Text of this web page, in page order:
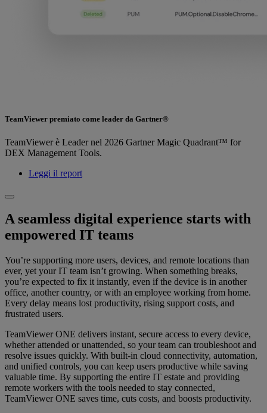
TeamViewer premiato come leader da Gartner®
TeamViewer è Leader nel 2026 Gartner Magic Quadrant™ for
DEX Management Tools.
Leggi il report
A seamless digital experience starts with
empowered IT teams
You’re supporting more users, devices, and remote locations than
ever, yet your IT team isn’t growing. When something breaks,
you’re expected to fix it instantly, even if the device is in another
office, another country, or with an employee working from home.
Every delay means lost productivity, rising support costs, and
frustrated users.
TeamViewer ONE delivers instant, secure access to every device,
whether attended or unattended, so your team can troubleshoot and
resolve issues quickly. With built-in cloud connectivity, automation,
and unified controls, you can keep users productive while saving
valuable time. By supporting the entire IT estate and providing
remote workers with the tools needed to stay connected,
TeamViewer ONE saves time, cuts costs, and boosts productivity.